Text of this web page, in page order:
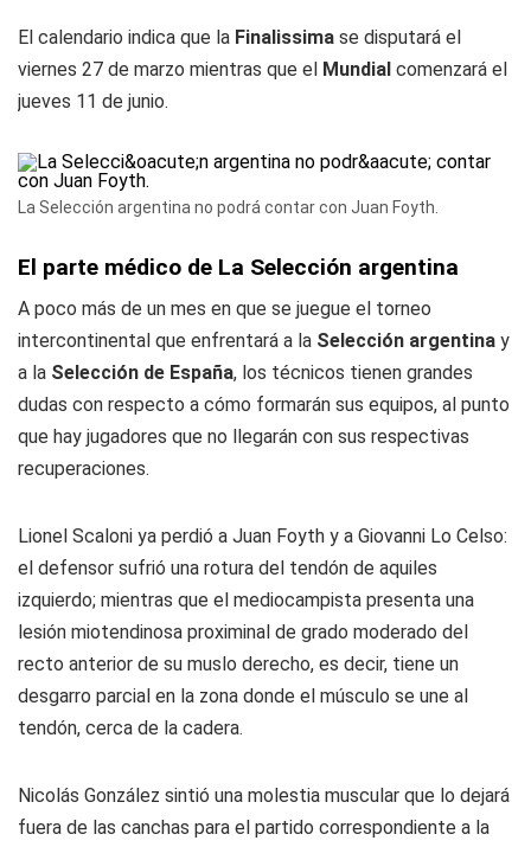
El calendario indica que la Finalissima se disputará el
viernes 27 de marzo mientras que el
Mundial comenzará el
jueves 11 de junio.
La Selección argentina no podrá contar con Juan Foyth.
El parte médico de La Selección argentina
A poco más de un mes en que se juegue el torneo
intercontinental que enfrentará a la Selección argentina y
a la Selección de España, los técnicos tienen grandes
dudas con respecto a cómo formarán sus equipos, al punto
que hay jugadores que no llegarán con sus respectivas
recuperaciones.
Lionel Scaloni ya perdió a Juan Foyth y a Giovanni Lo Celso:
el defensor sufrió una rotura del tendón de aquiles
izquierdo; mientras que el mediocampista presenta una
lesión miotendinosa proximinal de grado moderado del
recto anterior de su muslo derecho, es decir, tiene un
desgarro parcial en la zona donde el músculo se une al
tendón, cerca de la cadera.
Nicolás González sintió una molestia muscular que lo dejará
fuera de las canchas para el partido correspondiente a la